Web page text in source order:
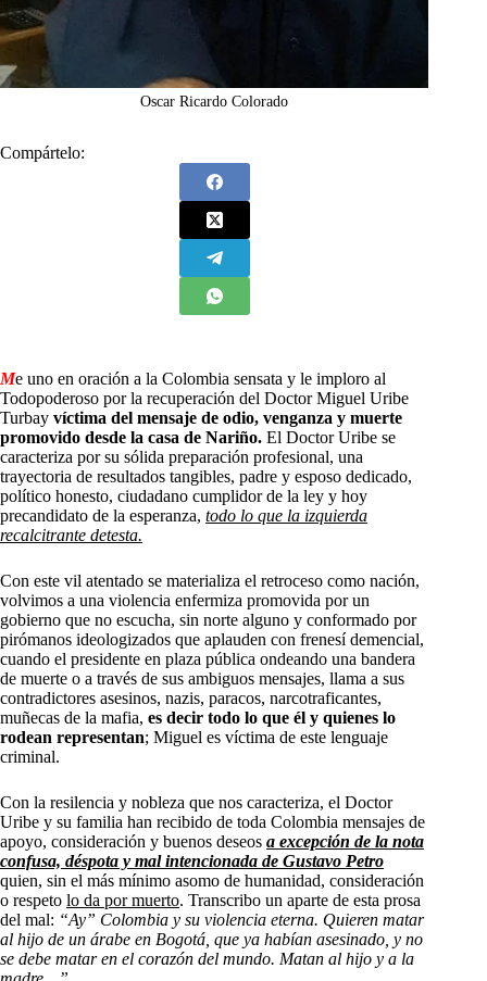
Oscar Ricardo Colorado
Compártelo:
Me uno en oración a la Colombia sensata y le imploro al
Todopoderoso por la recuperación del Doctor Miguel Uribe
Turbay víctima del mensaje de odio, venganza y muerte
promovido desde la casa de Nariño. El Doctor Uribe se
caracteriza por su sólida preparación profesional, una
trayectoria de resultados tangibles, padre y esposo dedicado,
político honesto, ciudadano cumplidor de la ley y hoy
precandidato de la esperanza, todo lo que la izquierda
recalcitrante detesta.
Con este vil atentado se materializa el retroceso como nación,
volvimos a una violencia enfermiza promovida por un
gobierno que no escucha, sin norte alguno y conformado por
pirómanos ideologizados que aplauden con frenesí demencial,
cuando el presidente en plaza pública ondeando una bandera
de muerte o a través de sus ambiguos mensajes, llama a sus
contradictores asesinos, nazis, paracos, narcotraficantes,
muñecas de la mafia, es decir todo lo que él y quienes lo
rodean representan; Miguel es víctima de este lenguaje
criminal.
Con la resilencia y nobleza que nos caracteriza, el Doctor
Uribe y su familia han recibido de toda Colombia mensajes de
apoyo, consideración y buenos deseos a excepción de la nota
confusa, déspota y mal intencionada de Gustavo Petro
quien, sin el más mínimo asomo de humanidad, consideración
o respeto lo da por muerto. Transcribo un aparte de esta prosa
del mal: “Ay” Colombia y su violencia eterna. Quieren matar
al hijo de un árabe en Bogotá, que ya habían asesinado, y no
se debe matar en el corazón del mundo. Matan al hijo y a la